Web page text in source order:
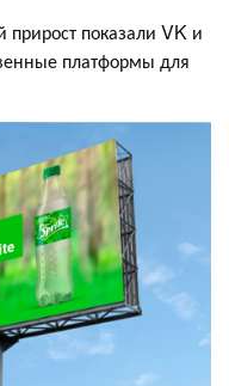
показали VK и
платформы для